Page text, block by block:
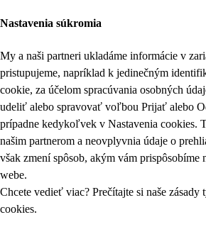
Nastavenia súkromia
My a naši partneri ukladáme informácie v
pristupujeme, napríklad k jedinečným
cookie, za účelom spracúvania osobných
udeliť alebo spravovať voľbou Prijať alebo
prípadne kedykoľvek v Nastavenia cookies.
našim partnerom a neovplyvnia údaje o
však zmení spôsob, akým vám prispôsobíme
webe.
Chcete vedieť viac? Prečítajte si naše zásady
cookies.